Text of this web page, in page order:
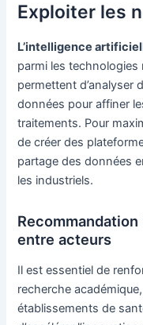
Exploiter les
L’intelligence
parmi les technologies
permettent d’analyser
données pour affiner
traitements. Pour
de créer des
partage des données
les industriels.
entre acteurs
Il est essentiel de
recherche
établissements de